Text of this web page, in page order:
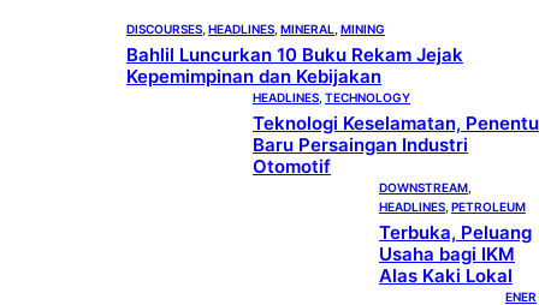
DISCOURSES HEADLINES MINERAL MINING
Bahlil Luncurkan 10 Buku Rekam Jejak
Kepemimpinan dan Kebijakan
HEADLINES TECHNOLOGY
Teknologi Keselamatan, Penentu
Baru Persaingan Industri
Otomotif
DOWNSTREAM
HEADLINES PETROLEUM
Terbuka, Peluang
Usaha bagi IKM
Alas Kaki Lokal
ENER